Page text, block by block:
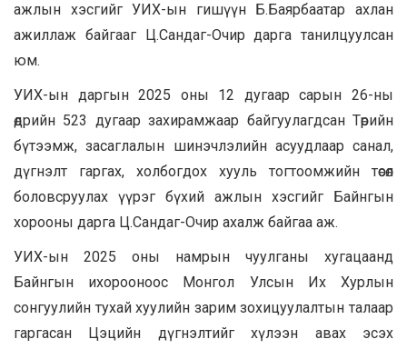
ажлын хэсгийг УИХ-ын гишүүн Б.Баярбаатар ахлан
ажиллаж байгааг Ц.Сандаг-Очир дарга танилцуулсан
юм.
УИХ-ын даргын 2025 оны 12 дугаар сарын 26-ны
өдрийн 523 дугаар захирамжаар байгуулагдсан Төрийн
бүтээмж, засаглалын шинэчлэлийн асуудлаар санал,
дүгнэлт гаргах, холбогдох хууль тогтоомжийн төсөл
боловсруулах үүрэг бүхий ажлын хэсгийг Байнгын
хорооны дарга Ц.Сандаг-Очир ахалж байгаа аж.
УИХ-ын 2025 оны намрын чуулганы хугацаанд
Байнгын ихорооноос Монгол Улсын Их Хурлын
сонгуулийн тухай хуулийн зарим зохицуулалтын талаар
гаргасан Цэцийн дүгнэлтийг хүлээн авах эсэх